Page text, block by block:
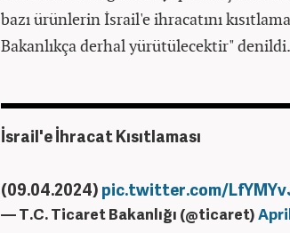
bazı ürünlerin İsrail'e ihracatını
Bakanlıkça derhal yürütülecektir" denildi.
İsrail'e İhracat Kısıtlaması
(09.04.2024) pic.twitter.com/
— T.C. Ticaret Bakanlığı (@ticaret)